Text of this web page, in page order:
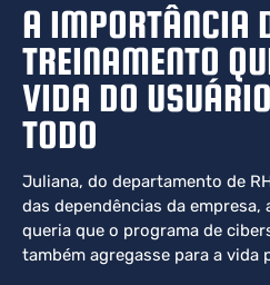
A IMPORTÂNCIA
TREINAMENTO
VIDA DO
TODO
Juliana, do departamento de
das dependências da empresa,
queria que o programa de
também agregasse para a vida